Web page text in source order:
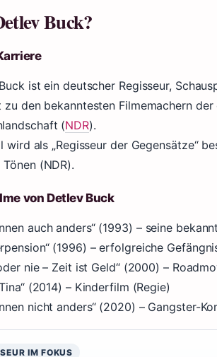
Buck?
ist ein deutscher Regisseur,
zu den bekanntesten Filmemachern
(NDR).
wird als „Regisseur der Gegensätze“
(NDR).
von Detlev Buck
auch anders“ (1993) – seine
(1996) – erfolgreiche
nie – Zeit ist Geld“ (2000) –
(2014) – Kinderfilm (Regie)
nicht anders“ (2020) – Gangster-
IM FOKUS